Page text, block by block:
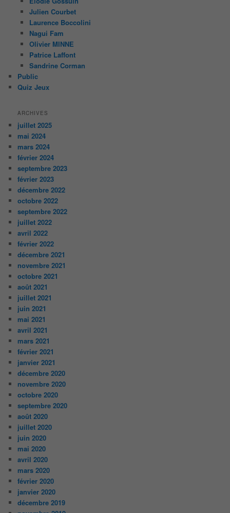
Julien Courbet
Laurence Boccolini
Nagui Fam
Olivier MINNE
Patrice Laffont
Sandrine Corman
Public
Quiz Jeux
ARCHIVES
juillet 2025
mai 2024
mars 2024
février 2024
septembre 2023
février 2023
décembre 2022
octobre 2022
septembre 2022
juillet 2022
avril 2022
février 2022
décembre 2021
novembre 2021
octobre 2021
août 2021
juillet 2021
juin 2021
mai 2021
avril 2021
mars 2021
février 2021
janvier 2021
décembre 2020
novembre 2020
octobre 2020
septembre 2020
août 2020
juillet 2020
juin 2020
mai 2020
avril 2020
mars 2020
février 2020
janvier 2020
décembre 2019